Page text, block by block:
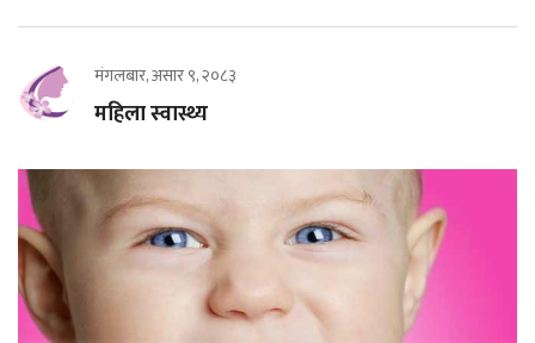
मंगलबार, असार ९, २०८३
महिला स्वास्थ्य